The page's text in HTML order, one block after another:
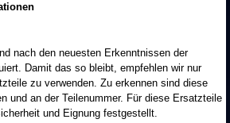
nach den neuesten Erkenntnissen der
Damit das so bleibt, empfehlen wir nur
zu verwenden. Zu erkennen sind diese
und an der Teilenummer. Für diese Ersatzteile
und Eignung festgestellt.